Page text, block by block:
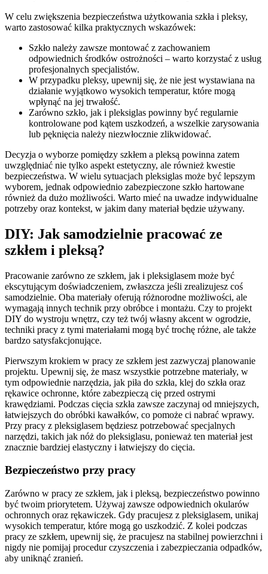
W celu zwiększenia bezpieczeństwa użytkowania szkła i pleksy,
warto zastosować kilka praktycznych wskazówek:
Szkło należy zawsze montować z zachowaniem
odpowiednich środków ostrożności – warto korzystać z usług
profesjonalnych specjalistów.
W przypadku pleksy, upewnij się, że nie jest wystawiana na
działanie wyjątkowo wysokich temperatur, które mogą
wpłynąć na jej trwałość.
Zarówno szkło, jak i pleksiglas powinny być regularnie
kontrolowane pod kątem uszkodzeń, a wszelkie zarysowania
lub pęknięcia należy niezwłocznie zlikwidować.
Decyzja o wyborze pomiędzy szkłem a pleksą powinna zatem
uwzględniać nie tylko aspekt estetyczny, ale również kwestie
bezpieczeństwa. W wielu sytuacjach pleksiglas może być lepszym
wyborem, jednak odpowiednio zabezpieczone szkło hartowane
również da dużo możliwości. Warto mieć na uwadze indywidualne
potrzeby oraz kontekst, w jakim dany materiał będzie używany.
DIY: Jak samodzielnie pracować ze
szkłem i pleksą?
Pracowanie zarówno ze szkłem, jak i pleksiglasem może być
ekscytującym doświadczeniem, zwłaszcza jeśli zrealizujesz coś
samodzielnie. Oba materiały oferują różnorodne możliwości, ale
wymagają innych technik przy obróbce i montażu. Czy to projekt
DIY do wystroju wnętrz, czy też twój własny akcent w ogrodzie,
techniki pracy z tymi materiałami mogą być trochę różne, ale także
bardzo satysfakcjonujące.
Pierwszym krokiem w pracy ze szkłem jest zazwyczaj planowanie
projektu. Upewnij się, że masz wszystkie potrzebne materiały, w
tym odpowiednie narzędzia, jak piła do szkła, klej do szkła oraz
rękawice ochronne, które zabezpieczą cię przed ostrymi
krawędziami. Podczas cięcia szkła zawsze zaczynaj od mniejszych,
łatwiejszych do obróbki kawałków, co pomoże ci nabrać wprawy.
Przy pracy z pleksiglasem będziesz potrzebować specjalnych
narzędzi, takich jak nóż do pleksiglasu, ponieważ ten materiał jest
znacznie bardziej elastyczny i łatwiejszy do cięcia.
Bezpieczeństwo przy pracy
Zarówno w pracy ze szkłem, jak i pleksą, bezpieczeństwo powinno
być twoim priorytetem. Używaj zawsze odpowiednich okularów
ochronnych oraz rękawiczek. Gdy pracujesz z pleksiglasem, unikaj
wysokich temperatur, które mogą go uszkodzić. Z kolei podczas
pracy ze szkłem, upewnij się, że pracujesz na stabilnej powierzchni i
nigdy nie pomijaj procedur czyszczenia i zabezpieczania odpadków,
aby uniknąć zranień.